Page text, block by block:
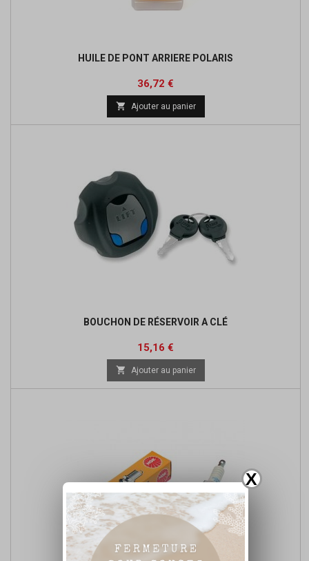
X
HUILE DE PONT ARRIERE POLARIS
Prix
36,72 €
 Ajouter au panier
BOUCHON DE RÉSERVOIR A CLÉ
Prix
15,16 €
base
 Ajouter au panier